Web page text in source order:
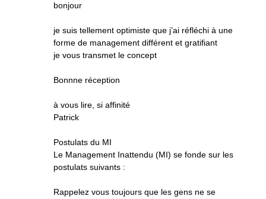
bonjour
je suis tellement optimiste que j’ai réfléchi à une
forme de management différent et gratifiant
je vous transmet le concept
Bonnne réception
à vous lire, si affinité
Patrick
Postulats du MI
Le Management Inattendu (MI) se fonde sur les
postulats suivants :
Rappelez vous toujours que les gens ne se